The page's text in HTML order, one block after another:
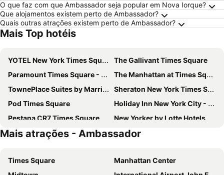
O que faz com que Ambassador seja popular em Nova Iorque?
Que alojamentos existem perto de Ambassador?
Quais outras atrações existem perto de Ambassador?
Mais Top hotéis
YOTEL New York Times Square
The Gallivant Times Square
Paramount Times Square - A Generator Hotel
The Manhattan at Times Square Hotel
TownePlace Suites by Marriott New York Long Island City/Manhattan View
Sheraton New York Times Square Hotel
Pod Times Square
Holiday Inn New York City - Times Square By Ihg
Pestana CR7 Times Square
New Yorker by Lotte Hotels
Hotel Riu Plaza Manhattan Times Square
Hotel Riu Plaza New York Times Square
AMTD Idea Tribeca Hotel
Carlton Arms Hotel
Mais atrações - Ambassador
Times Square
Manhattan Center